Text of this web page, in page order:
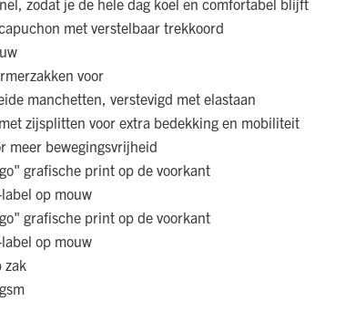
zodat je de hele dag koel en comfortabel blijft
met verstelbaar trekkoord
voor
manchetten, verstevigd met elastaan
zijsplitten voor extra bedekking en mobiliteit
meer bewegingsvrijheid
grafische print op de voorkant
op mouw
grafische print op de voorkant
op mouw
zak